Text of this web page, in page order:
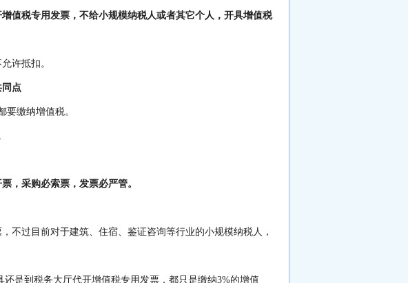
值税专用发票，不给小规模纳税人或者其它个人，开具增值税
许抵扣。
同点
要缴纳增值税。
，采购必索票，发票必严管。
不过目前对于建筑、住宿、鉴证咨询等行业的小规模纳税人，
是到税务大厅代开增值税专用发票，都只是缴纳3%的增值